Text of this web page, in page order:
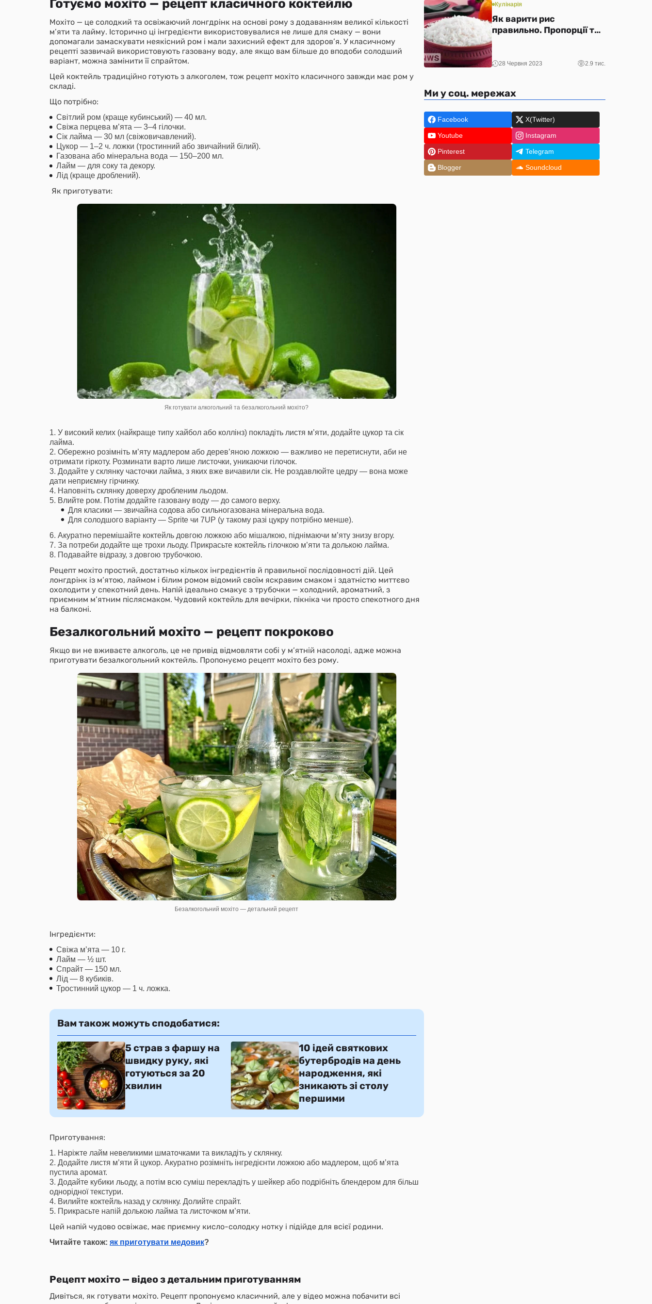
Готуємо мохіто — рецепт класичного коктейлю
Мохіто — це солодкий та освіжаючий лонгдрінк на основі рому з додаванням великої кількості
м’яти та лайму. Історично ці інгредієнти використовувалися не лише для смаку — вони
допомагали замаскувати неякісний ром і мали захисний ефект для здоров’я. У класичному
рецепті зазвичай використовують газовану воду, але якщо вам більше до вподоби солодший
варіант, можна замінити її спрайтом.
Цей коктейль традиційно готують з алкоголем, тож рецепт мохіто класичного завжди має ром у
складі.
Що потрібно:
Світлий ром (краще кубинський) — 40 мл.
Свіжа перцева м’ята — 3–4 гілочки.
Сік лайма — 30 мл (свіжовичавлений).
Цукор — 1–2 ч. ложки (тростинний або звичайний білий).
Газована або мінеральна вода — 150–200 мл.
Лайм — для соку та декору.
Лід (краще дроблений).
Як приготувати:
Як готувати алкогольний та безалкогольний мохіто?
У високий келих (найкраще типу хайбол або коллінз) покладіть листя м’яти, додайте цукор та сік
лайма.
Обережно розімніть м’яту мадлером або дерев’яною ложкою — важливо не перетиснути, аби не
отримати гіркоту. Розминати варто лише листочки, уникаючи гілочок.
Додайте у склянку часточки лайма, з яких вже вичавили сік. Не роздавлюйте цедру — вона може
дати неприємну гірчинку.
Наповніть склянку доверху дробленим льодом.
Влийте ром. Потім додайте газовану воду — до самого верху.
Для класики — звичайна содова або сильногазована мінеральна вода.
Для солодшого варіанту — Sprite чи 7UP (у такому разі цукру потрібно менше).
Акуратно перемішайте коктейль довгою ложкою або мішалкою, піднімаючи м’яту знизу вгору.
За потреби додайте ще трохи льоду. Прикрасьте коктейль гілочкою м’яти та долькою лайма.
Подавайте відразу, з довгою трубочкою.
Рецепт мохіто простий, достатньо кількох інгредієнтів й правильної послідовності дій. Цей
лонгдрінк із м’ятою, лаймом і білим ромом відомий своїм яскравим смаком і здатністю миттєво
охолодити у спекотний день. Напій ідеально смакує з трубочки — холодний, ароматний, з
приємним м’ятним післясмаком. Чудовий коктейль для вечірки, пікніка чи просто спекотного дня
на балконі.
Безалкогольний мохіто — рецепт покроково
Якщо ви не вживаєте алкоголь, це не привід відмовляти собі у м’ятній насолоді, адже можна
приготувати безалкогольний коктейль. Пропонуємо рецепт мохіто без рому.
Безалкогольний мохіто — детальний рецепт
Інгредієнти:
Свіжа м’ята — 10 г.
Лайм — ½ шт.
Спрайт — 150 мл.
Лід — 8 кубиків.
Тростинний цукор — 1 ч. ложка.
Вам також можуть сподобатися:
5 страв з фаршу на
швидку руку, які
готуються за 20
хвилин
10 ідей святкових
бутербродів на день
народження, які
зникають зі столу
першими
Приготування:
Наріжте лайм невеликими шматочками та викладіть у склянку.
Додайте листя м’яти й цукор. Акуратно розімніть інгредієнти ложкою або мадлером, щоб м’ята
пустила аромат.
Додайте кубики льоду, а потім всю суміш перекладіть у шейкер або подрібніть блендером для більш
однорідної текстури.
Вилийте коктейль назад у склянку. Долийте спрайт.
Прикрасьте напій долькою лайма та листочком м’яти.
Цей напій чудово освіжає, має приємну кисло-солодку нотку і підійде для всієї родини.
Читайте також: як приготувати медовик?
Рецепт мохіто — відео з детальним приготуванням
Дивіться, як готувати мохіто. Рецепт пропонуємо класичний, але у відео можна побачити всі
Кулінарія
Як варити рис
правильно. Пропорції та
рецепт приготування
рису в каструлі.
28 Червня 2023 2.9 тис.
Ми у соц. мережах
Facebook X(Twitter)
Youtube Instagram
Pinterest Telegram
Blogger Soundcloud